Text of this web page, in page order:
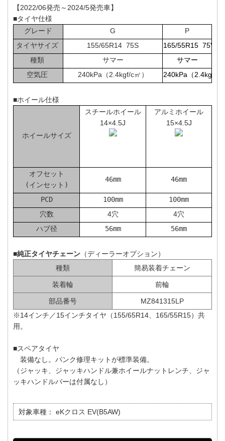
【2022/06発売～2024/5発売車】
■タイヤ仕様
グレード
G
P
タイヤサイズ
155/65R14 75S
165/55R15 75V
種類
サマー
サマー
空気圧
240kPa（2.4kgf/c㎡） 240kPa（2.4kgf/c
■ホイール仕様
ホイールサイズ
スチールホイール
14×4.5J
アルミホイール
15×4.5J
オフセット
(インセット)
46mm 46mm
PCD 100mm
100mm
穴数
4穴
4穴
ハブ径
56mm 56mm
■純正タイヤチェーン （ディーラーオプション）
種類
簡易装着チェーン
装着輪 前輪
部品番号
MZ841315LP
※14インチ／15インチタイヤ（155/65R14、165/55R15）共
用。
■スペアタイヤ
装備なし。パンク修理キットが標準装備。
（ジャッキ、ジャッキハンドル兼ホイールナットレンチ、ジャ
ッキハンドルバーは付属なし）
対象車種： eKクロス EV(B5AW)